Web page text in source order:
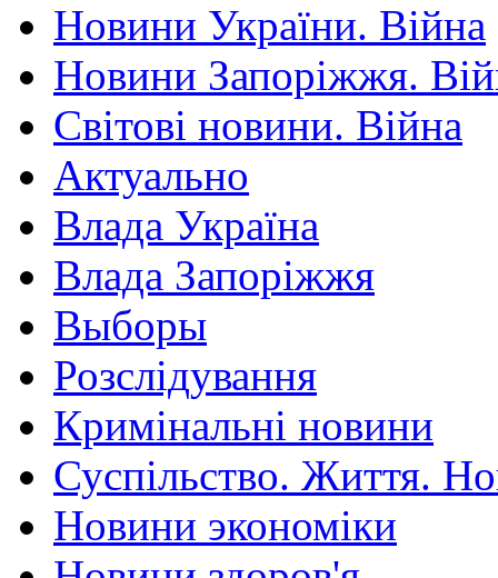
Новини України. Війна
Новини Запоріжжя.
Світові новини. Війна
Актуально
Влада Україна
Влада Запоріжжя
Выборы
Розслідування
Кримінальні новини
Суспільство. Життя.
Новини экономіки